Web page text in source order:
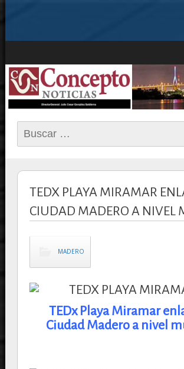
CONCEPTO
Buscar:
TEDX PLAYA MIRAMAR
CIUDAD MADERO A NIVEL
MADERO
TEDx Playa Miramar
Ciudad Madero a nivel